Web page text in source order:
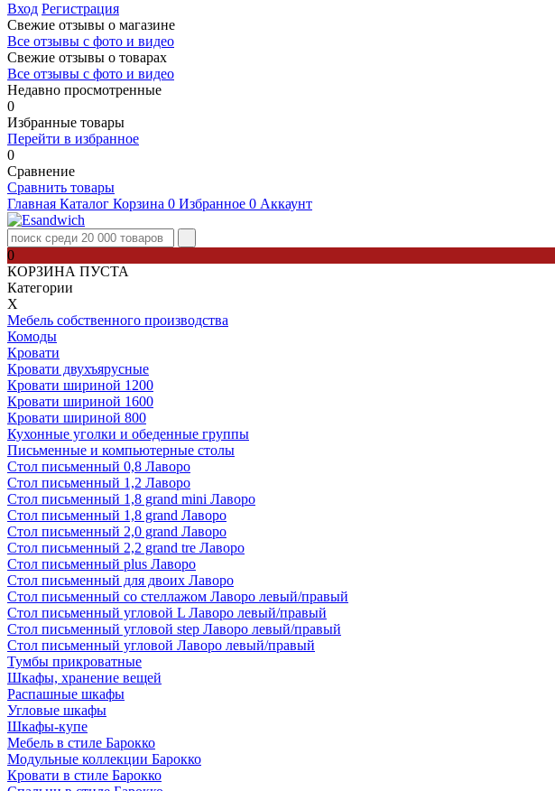
Вход Регистрация
Свежие отзывы о магазине
Все отзывы с фото и видео
Свежие отзывы о товарах
Все отзывы c фото и видео
Недавно просмотренные
0
Избранные товары
Перейти в избранное
0
Сравнение
Сравнить товары
Главная Каталог Корзина 0 Избранное 0 Аккаунт
0
КОРЗИНА ПУСТА
Категории
Х
Мебель собственного производства
Комоды
Кровати
Кровати двухъярусные
Кровати шириной 1200
Кровати шириной 1600
Кровати шириной 800
Кухонные уголки и обеденные группы
Письменные и компьютерные столы
Стол письменный 0,8 Лаворо
Стол письменный 1,2 Лаворо
Стол письменный 1,8 grand mini Лаворо
Стол письменный 1,8 grand Лаворо
Стол письменный 2,0 grand Лаворо
Стол письменный 2,2 grand tre Лаворо
Стол письменный plus Лаворо
Стол письменный для двоих Лаворо
Стол письменный со стеллажом Лаворо левый/правый
Стол письменный угловой L Лаворо левый/правый
Стол письменный угловой step Лаворо левый/правый
Стол письменный угловой Лаворо левый/правый
Тумбы прикроватные
Шкафы, хранение вещей
Распашные шкафы
Угловые шкафы
Шкафы-купе
Мебель в стиле Барокко
Модульные коллекции Барокко
Кровати в стиле Барокко